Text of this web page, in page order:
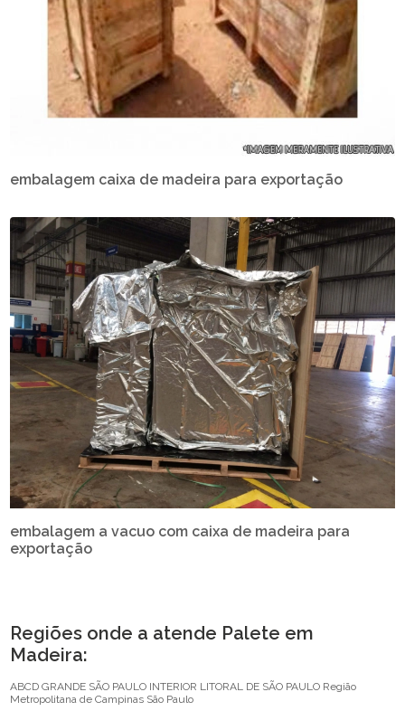
embalagem caixa de madeira para exportação
embalagem a vacuo com caixa de madeira para
exportação
Regiões onde a atende Palete em
Madeira:
ABCD GRANDE SÃO PAULO INTERIOR LITORAL DE SÃO PAULO Região
Metropolitana de Campinas São Paulo